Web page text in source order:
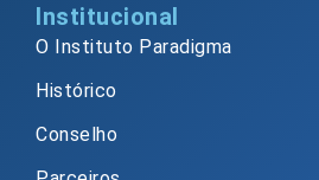
Institucional
O Instituto Paradigma
Histórico
Conselho